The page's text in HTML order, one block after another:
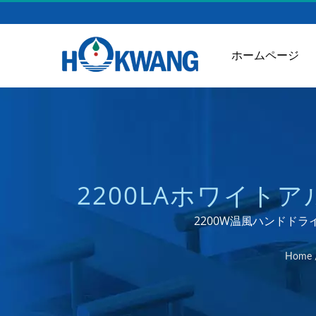
ホームページ
2200LAホワイトア
ー | キッチ
2200W温風ハンドドラ
Home